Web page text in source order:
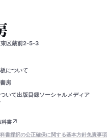
区蔵前2-5-3
について
房
いて出版目録ソーシャルメディア
科書
書採択の公正確保に関する基本方針免責事項